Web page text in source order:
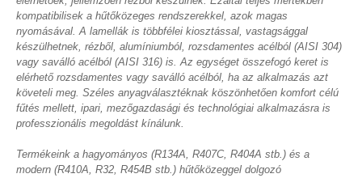
kompatibilisek a hűtőközeges rendszerekkel, azok magas
nyomásával. A lamellák is többfélei kiosztással, vastagsággal
készülhetnek, rézből, alumíniumból, rozsdamentes acélból (AISI 304)
vagy saválló acélból (AISI 316) is. Az egységet összefogó keret is
elérhető rozsdamentes vagy saválló acélból, ha az alkalmazás azt
követeli meg. Széles anyagválasztéknak köszönhetően komfort célú
fűtés mellett, ipari, mezőgazdasági és technológiai alkalmazásra is
professzionális megoldást kínálunk.
Termékeink a hagyományos (R134A, R407C, R404A stb.) és a
modern (R410A, R32, R454B stb.) hűtőközeggel dolgozó